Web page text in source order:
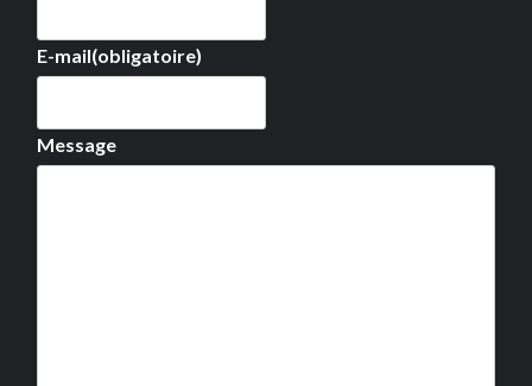
E-mail(obligatoire)
Message